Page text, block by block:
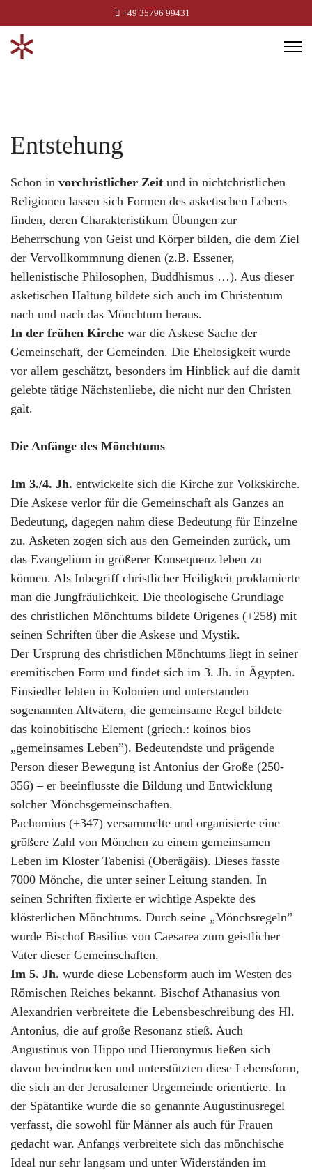
+49 35796 99431
Entstehung
Schon in vorchristlicher Zeit und in nichtchristlichen
Religionen lassen sich Formen des asketischen Lebens
finden, deren Charakteristikum Übungen zur
Beherrschung von Geist und Körper bilden, die dem Ziel
der Vervollkommnung dienen (z.B. Essener,
hellenistische Philosophen, Buddhismus …). Aus dieser
asketischen Haltung bildete sich auch im Christentum
nach und nach das Mönchtum heraus.
In der frühen Kirche war die Askese Sache der
Gemeinschaft, der Gemeinden. Die Ehelosigkeit wurde
vor allem geschätzt, besonders im Hinblick auf die damit
gelebte tätige Nächstenliebe, die nicht nur den Christen
galt.
Die Anfänge des Mönchtums
Im 3./4. Jh. entwickelte sich die Kirche zur Volkskirche.
Die Askese verlor für die Gemeinschaft als Ganzes an
Bedeutung, dagegen nahm diese Bedeutung für Einzelne
zu. Asketen zogen sich aus den Gemeinden zurück, um
das Evangelium in größerer Konsequenz leben zu
können. Als Inbegriff christlicher Heiligkeit proklamierte
man die Jungfräulichkeit. Die theologische Grundlage
des christlichen Mönchtums bildete Origenes (+258) mit
seinen Schriften über die Askese und Mystik.
Der Ursprung des christlichen Mönchtums liegt in seiner
eremitischen Form und findet sich im 3. Jh. in Ägypten.
Einsiedler lebten in Kolonien und unterstanden
sogenannten Altvätern, die gemeinsame Regel bildete
das koinobitische Element (griech.: koinos bios
„gemeinsames Leben”). Bedeutendste und prägende
Person dieser Bewegung ist Antonius der Große (250-
356) – er beeinflusste die Bildung und Entwicklung
solcher Mönchsgemeinschaften.
Pachomius (+347) versammelte und organisierte eine
größere Zahl von Mönchen zu einem gemeinsamen
Leben im Kloster Tabenisi (Oberägäis). Dieses fasste
7000 Mönche, die unter seiner Leitung standen. In
seinen Schriften fixierte er wichtige Aspekte des
klösterlichen Mönchtums. Durch seine „Mönchsregeln”
wurde Bischof Basilius von Caesarea zum geistlicher
Vater dieser Gemeinschaften.
Im 5. Jh. wurde diese Lebensform auch im Westen des
Römischen Reiches bekannt. Bischof Athanasius von
Alexandrien verbreitete die Lebensbeschreibung des Hl.
Antonius, die auf große Resonanz stieß. Auch
Augustinus von Hippo und Hieronymus ließen sich
davon beeindrucken und unterstützten diese Lebensform,
die sich an der Jerusalemer Urgemeinde orientierte. In
der Spätantike wurde die so genannte Augustinusregel
verfasst, die sowohl für Männer als auch für Frauen
gedacht war. Anfangs verbreitete sich das mönchische
Ideal nur sehr langsam und unter Widerständen im